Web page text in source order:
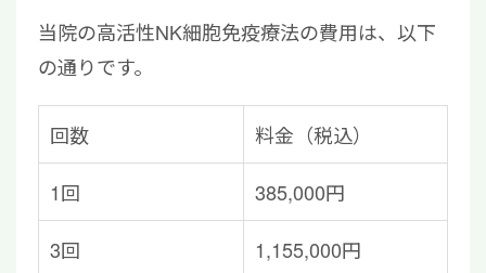
当院の高活性NK細胞免疫療法の費用は、以下
の通りです。
回数 料金（税込）
1回 385,000円
3回 1,155,000円